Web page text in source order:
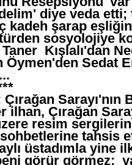
diye veda
kadeh şarap
sosyolojiye
Kışlalı'dan
Öymen'den Sedat
Sarayı'nın
Çırağan
resim
tahsis
üstadımla yine
görür görmez;